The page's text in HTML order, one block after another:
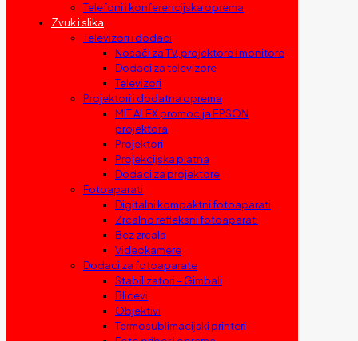
Telefoni i konferencijska oprema
Zvuk i slika
Televizori i dodaci
Nosači za TV, projektore i monitore
Dodaci za televizore
Televizori
Projektori i dodatna oprema
MIT ALEX promocija EPSON
projektora
Projektori
Projekcijska platna
Dodaci za projektore
Fotoaparati
Digitalni kompaktni fotoaparati
Zrcalno refleksni fotoaparati
Bez zrcala
Videokamere
Dodaci za fotoaparate
Stabilizatori – Gimbali
Blicevi
Objektivi
Termosublimacijski printeri